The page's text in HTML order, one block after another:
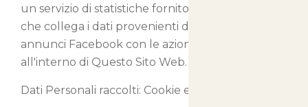
un servizio di statistiche fornito da Facebook, Inc.
che collega i dati provenienti dal network di
annunci Facebook con le azioni compiute
all'interno di Questo Sito Web.
Dati Personali raccolti: Cookie e Dati di Utilizzo.